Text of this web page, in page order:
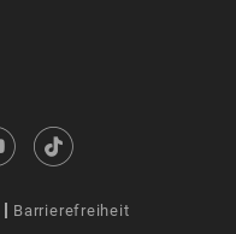
Barrierefreiheit